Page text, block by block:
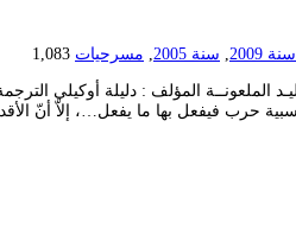
, سنة 2005 , مسرحيات 1,083
العرض : اليـد الملعونــة المؤلف : دليلة
حرب فيفعل بها ما يفعل…، إلاّ أنّ